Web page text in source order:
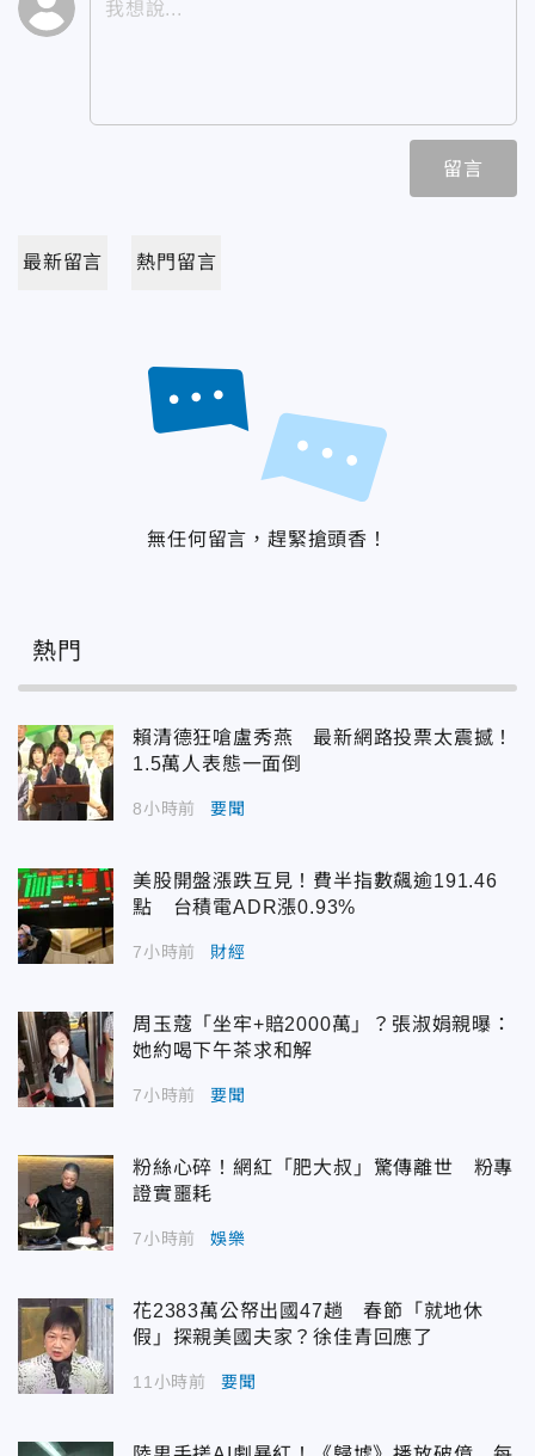
留言
最新留言 熱門留言
無任何留言，趕緊搶頭香！
熱門
賴清德狂嗆盧秀燕 最新網路投票太震撼！
1.5萬人表態一面倒
8小時前 要聞
美股開盤漲跌互見！費半指數飆逾191.46
點 台積電ADR漲0.93%
7小時前 財經
周玉蔻「坐牢+賠2000萬」？張淑娟親曝：
她約喝下午茶求和解
7小時前 要聞
粉絲心碎！網紅「肥大叔」驚傳離世 粉專
證實噩耗
7小時前 娛樂
花2383萬公帑出國47趟 春節「就地休
假」探親美國夫家？徐佳青回應了
11小時前 要聞